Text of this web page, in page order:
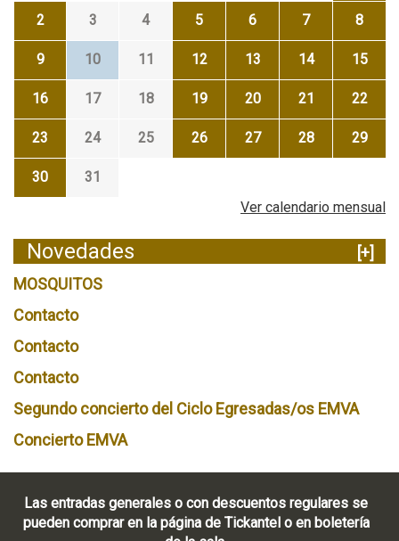
2 3 4 5 6 7 8
9 10 11 12 13 14 15
16 17 18 19 20 21 22
23 24 25 26 27 28 29
30
31
Ver calendario mensual
Novedades
[+]
MOSQUITOS
Contacto
Contacto
Contacto
Segundo concierto del Ciclo Egresadas/os EMVA
Concierto EMVA
Las entradas generales o con descuentos regulares se
pueden comprar en la página de Tickantel o en boletería